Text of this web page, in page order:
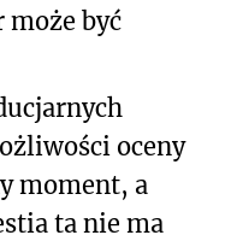
może być
oceny
moment, a
ta nie ma